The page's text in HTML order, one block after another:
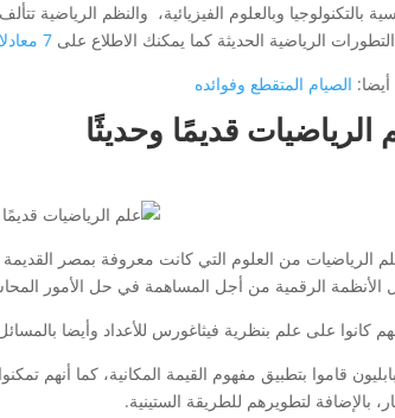
بالتكنولوجيا وبالعلوم الفيزيائية، والنظم
الرياضية الحديثة كما يمكنك الاطلاع على 7 معادلات رياضية
الصيام المتقطع وفوائده
الرياضيات قديمًا وحديثًا
الرياضيات من العلوم التي كانت معروفة بمصر القديمة
الأنظمة الرقمية من أجل المساهمة في حل الأمور
كانوا على علم بنظرية فيثاغورس للأعداد وأيضا
قاموا بتطبيق مفهوم القيمة المكانية، كما أنهم
بالإضافة لتطويرهم للطريقة الستينية.